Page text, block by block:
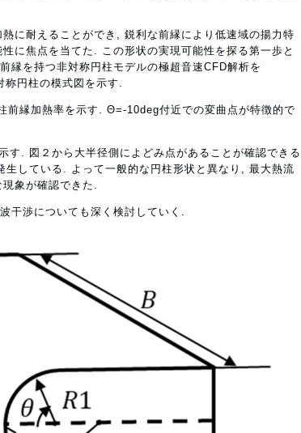
に耐えることができ, 鋭利な前縁により低速域の揚力特
に焦点を当てた. この形状の実現可能性を探る第一歩と
縁を持つ非対称円柱モデルの極超音速CFD解析を
円柱の模式図を示す.
前縁加熱率を示す. Θ=-10deg付近での変曲点が特徴的で
す. 図２から大半径側によどみ点があることが確認できる
している. よって一般的な円柱形状と異なり, 最大熱流
象が確認できた.
干渉についても深く検討していく.